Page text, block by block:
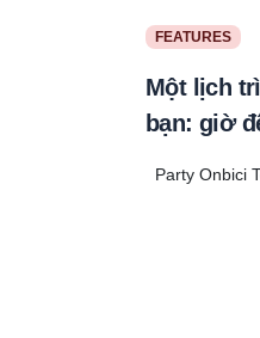
FEATURES
Một lịch
bạn: giờ
Party Onbici